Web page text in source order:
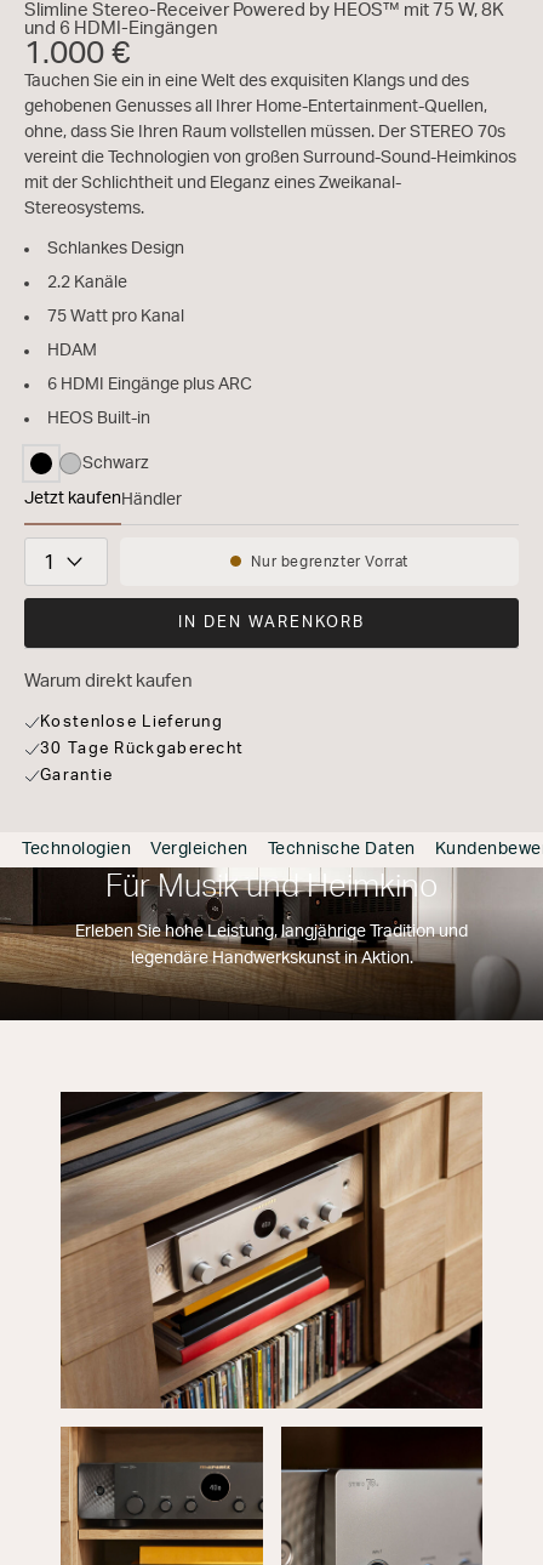
Slimline Stereo-Receiver Powered by HEOS™ mit 75 W, 8K
und 6 HDMI-Eingängen
1.000 €
Tauchen Sie ein in eine Welt des exquisiten Klangs und des
gehobenen Genusses all Ihrer Home-Entertainment-Quellen,
ohne, dass Sie Ihren Raum vollstellen müssen. Der STEREO 70s
vereint die Technologien von großen Surround-Sound-Heimkinos
mit der Schlichtheit und Eleganz eines Zweikanal-
Stereosystems.
Schlankes Design
2.2 Kanäle
75 Watt pro Kanal
HDAM
6 HDMI Eingänge plus ARC
HEOS Built-in
ausgewählt
Schwarz
Jetzt kaufen
STEREO 70s
Händler
Verfügbarkeit:
Nur begrenzter Vorrat
IN DEN WARENKORB
Warum direkt kaufen
Kostenlose Lieferung
30 Tage Rückgaberecht
Garantie
Technologien Vergleichen Technische Daten
Für Musik und Heimkino
Erleben Sie hohe Leistung, langjährige Tradition und
legendäre Handwerkskunst in Aktion.